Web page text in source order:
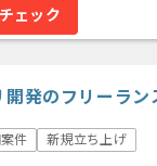
ェック
開発のフリーラ
件 新規立ち上げ